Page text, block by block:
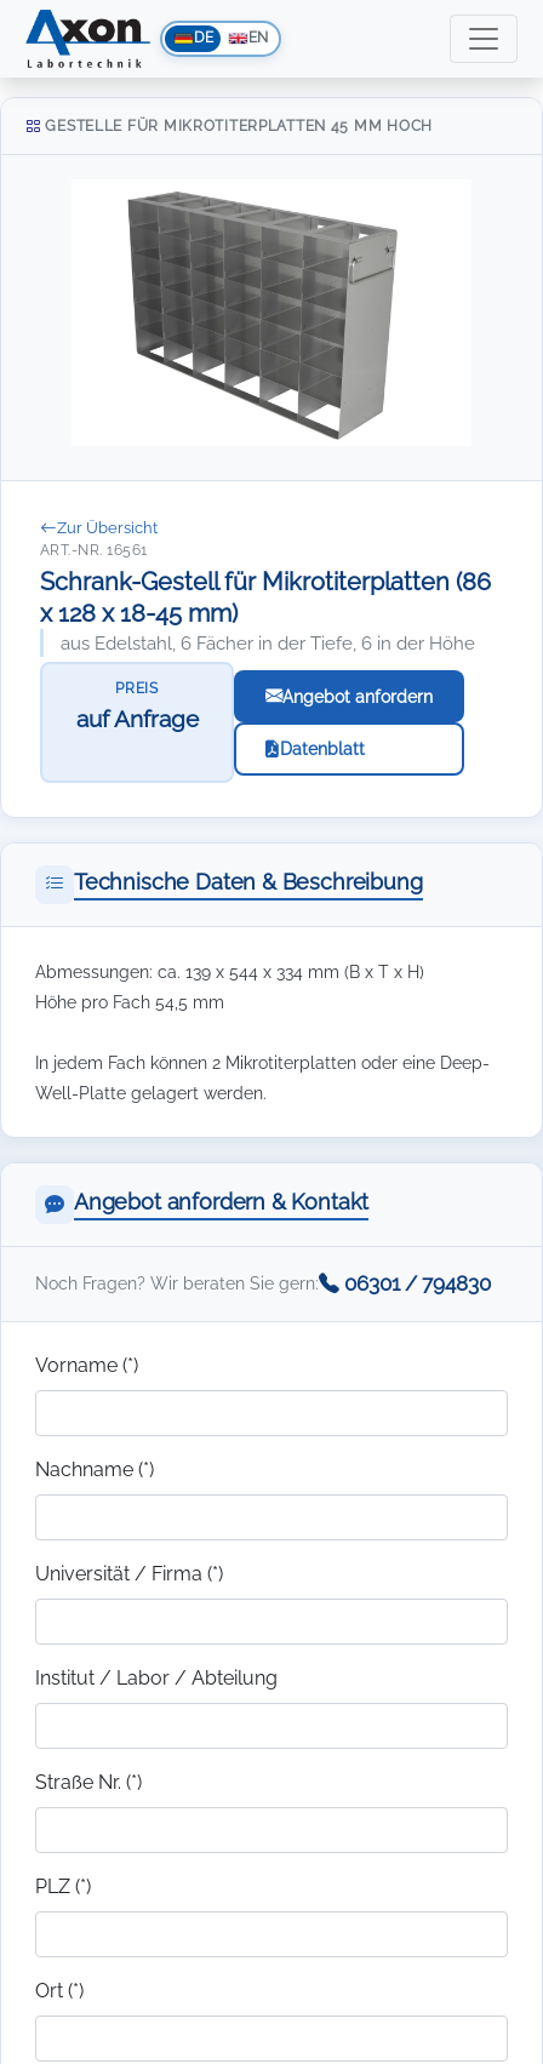
DE EN
GESTELLE FÜR MIKROTITERPLATTEN 45 MM HOCH
Zur Übersicht
ART.-NR. 16561
Schrank-Gestell für Mikrotiterplatten (86
x 128 x 18-45 mm)
aus Edelstahl, 6 Fächer in der Tiefe, 6 in der Höhe
PREIS
auf Anfrage
Angebot anfordern
Datenblatt
Technische Daten & Beschreibung
Abmessungen: ca. 139 x 544 x 334 mm (B x T x H)
Höhe pro Fach 54,5 mm
In jedem Fach können 2 Mikrotiterplatten oder eine Deep-
Well-Platte gelagert werden.
Angebot anfordern & Kontakt
Noch Fragen? Wir beraten Sie gern: 06301 / 794830
Vorname (*)
Nachname (*)
Universität / Firma (*)
Institut / Labor / Abteilung
Straße Nr. (*)
PLZ (*)
Ort (*)